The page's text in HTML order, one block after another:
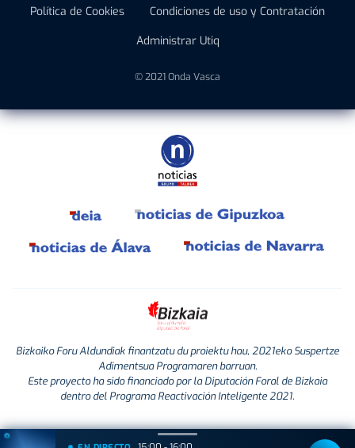
Política de Cookies
Condiciones de uso y Contratación
Administrar Utiq
© 2021 Onda Vasca
Bizkaiko Foru Aldundiak finantzatu du proiektu hau, 2021eko Suspertze
Adimentsua Programaren barruan.
Este proyecto ha sido financiado por la Diputación Foral de Bizkaia
dentro del Programa Reactivación Inteligente 2021.